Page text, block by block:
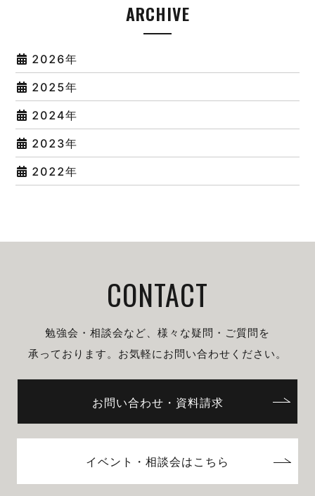
ARCHIVE
2026年
2025年
2024年
2023年
2022年
CONTACT
勉強会・相談会など、様々な疑問・ご質問を
承っております。 お気軽にお問い合わせください。
お問い合わせ・資料請求
イベント・相談会はこちら